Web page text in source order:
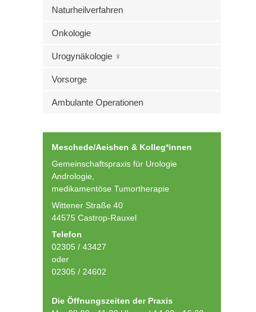
Naturheilverfahren
Onkologie
Urogynäkologie ♀
Vorsorge
Ambulante Operationen
Meschede/Aeishen & Kolleg*innen
Gemeinschaftspraxis für Urologie
Andrologie,
medikamentöse Tumortherapie
Wittener Straße 40
44575 Castrop-Rauxel
Telefon
02305 / 43427
oder
02305 / 24602
Die Öffnungszeiten der Praxis